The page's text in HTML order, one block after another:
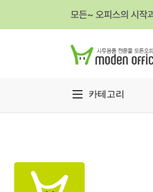
모든~ 오피스의 시작
카테고리